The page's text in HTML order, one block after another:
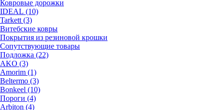
Ковровые дорожки
IDEAL (10)
Tarkett (3)
Витебские ковры
Покрытия из резиновой крошки
Сопутствующие товары
Подложка (22)
AKO (3)
Amorim (1)
Beltermo (3)
Bonkeel (10)
Пороги (4)
Arbiton (4)